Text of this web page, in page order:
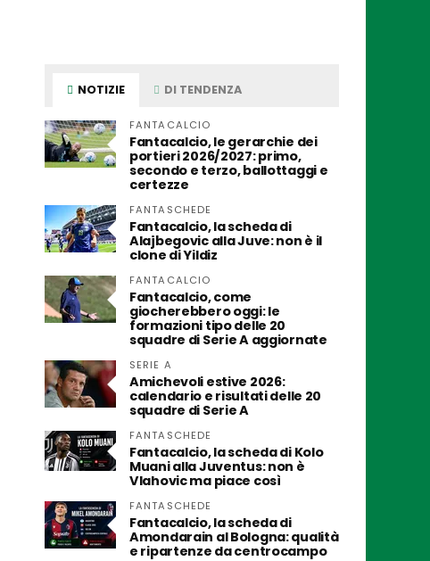
NOTIZIE DI TENDENZA
FANTACALCIO
Fantacalcio, le gerarchie dei
portieri 2026/2027: primo,
secondo e terzo, ballottaggi e
certezze
FANTASCHEDE
Fantacalcio, la scheda di
Alajbegovic alla Juve: non è il
clone di Yildiz
FANTACALCIO
Fantacalcio, come
giocherebbero oggi: le
formazioni tipo delle 20
squadre di Serie A aggiornate
SERIE A
Amichevoli estive 2026:
calendario e risultati delle 20
squadre di Serie A
FANTASCHEDE
Fantacalcio, la scheda di Kolo
Muani alla Juventus: non è
Vlahovic ma piace così
FANTASCHEDE
Fantacalcio, la scheda di
Amondarain al Bologna: qualità
e ripartenze da centrocampo